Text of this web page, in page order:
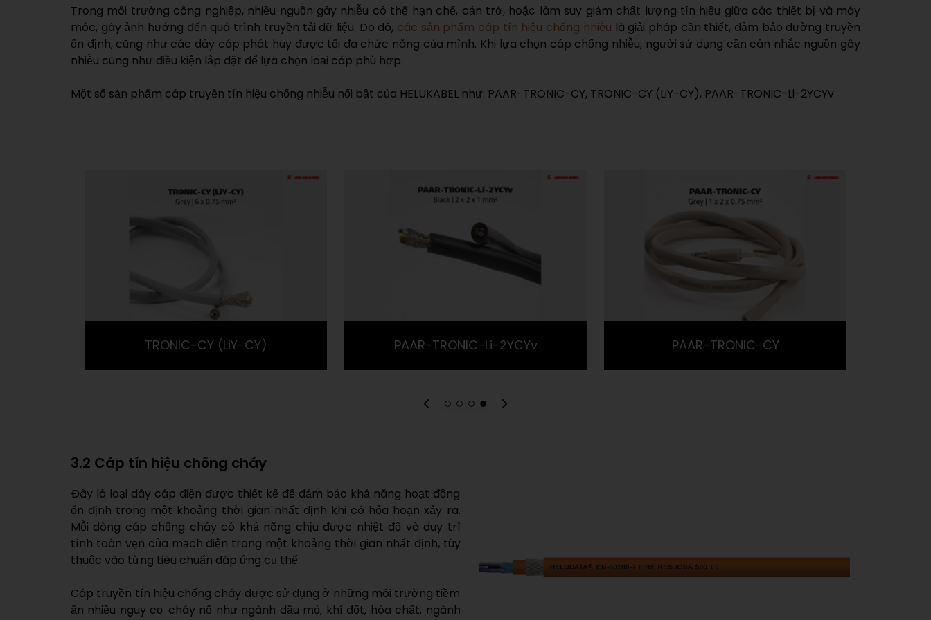
Trong môi trường công nghiệp, nhiều nguồn gây nhiễu có thể hạn chế, cản trở, hoặc làm suy giảm chất lượng tín hiệu giữa các thiết bị và máy
móc, gây ảnh hướng đến quá trình truyền tải dữ liệu. Do đó, các sản phẩm cáp tín hiệu chống nhiễu là giải pháp cần thiết, đảm bảo đường truyền
ổn định, cũng như các dây cáp phát huy được tối đa chức năng của mình. Khi lựa chọn cáp chống nhiễu, người sử dụng cần cân nhắc nguồn gây
nhiễu cũng như điều kiện lắp đặt để lựa chọn loại cáp phù hợp.
Một số sản phẩm cáp truyền tín hiệu chống nhiễu nổi bật của HELUKABEL như: PAAR-TRONIC-CY, TRONIC-CY (LiY-CY), PAAR-TRONIC-Li-2YCYv
TRONIC-CY (LiY-CY) PAAR-TRONIC-Li-2YCYv PAAR-TRONIC-CY
3.2 Cáp tín hiệu chống cháy
Đây là loại dây cáp điện được thiết kế để đảm bảo khả năng hoạt động
ổn định trong một khoảng thời gian nhất định khi có hỏa hoạn xảy ra.
Mỗi dòng cáp chống cháy có khả năng chịu được nhiệt độ và duy trì
tính toàn vẹn của mạch điện trong một khoảng thời gian nhất định, tùy
thuộc vào từng tiêu chuẩn đáp ứng cụ thể.
Cáp truyền tín hiệu chống cháy được sử dụng ở những môi trường tiềm
ẩn nhiều nguy cơ cháy nổ như ngành dầu mỏ, khí đốt, hóa chất, ngành